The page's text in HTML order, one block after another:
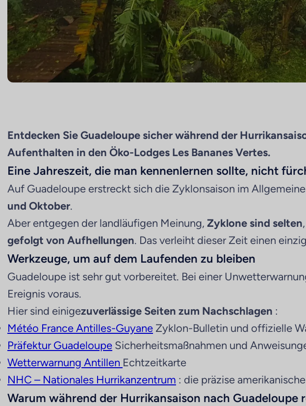
Entdecken Sie Guadeloupe sicher während der
Aufenthalten in den Öko-Lodges Les Bananes Vertes.
Eine Jahreszeit, die man kennenlernen sollte, nicht
Auf Guadeloupe erstreckt sich die Zyklonsaison im
und Oktober.
Aber entgegen der landläufigen Meinung, Zyklone sind selten
gefolgt von Aufhellungen. Das verleiht dieser Zeit einen
Werkzeuge, um auf dem Laufenden zu bleiben
Guadeloupe ist sehr gut vorbereitet. Bei einer
Ereignis voraus.
Hier sind einigezuverlässige Seiten zum Nachschlagen :
Météo France Antilles-Guyane Zyklon-Bulletin und offizielle
Präfektur Guadeloupe Sicherheitsmaßnahmen und
Wetterwarnung Antillen Echtzeitkarte
NHC – Nationales Hurrikanzentrum : die präzise
Warum während der Hurrikansaison nach Guadeloupe